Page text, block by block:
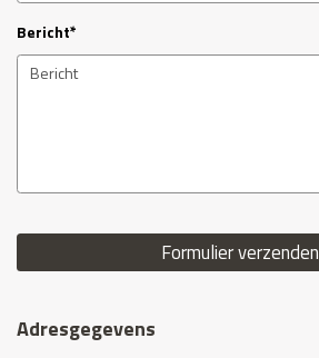
Bericht*
Formulier verzenden
Adresgegevens